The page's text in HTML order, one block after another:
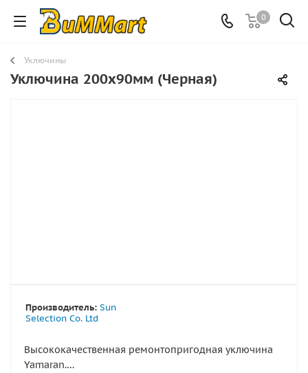
0
Уключины
Уключина 200х90мм (Черная)
Производитель: Sun
Selection Co. Ltd
Высококачественная ремонтопригодная уключина
Yamaran.